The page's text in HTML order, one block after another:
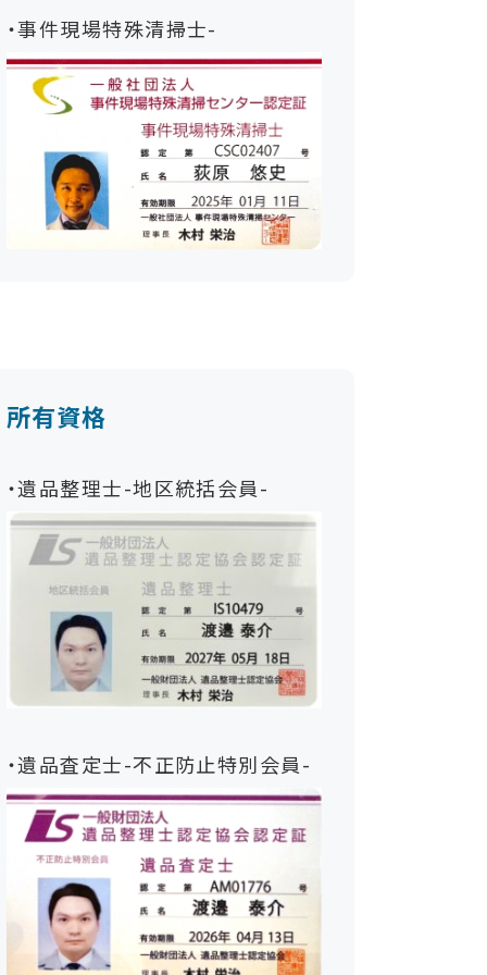
・事件現場特殊清掃士-
所有資格
・遺品整理士-地区統括会員-
・遺品査定士-不正防止特別会員-